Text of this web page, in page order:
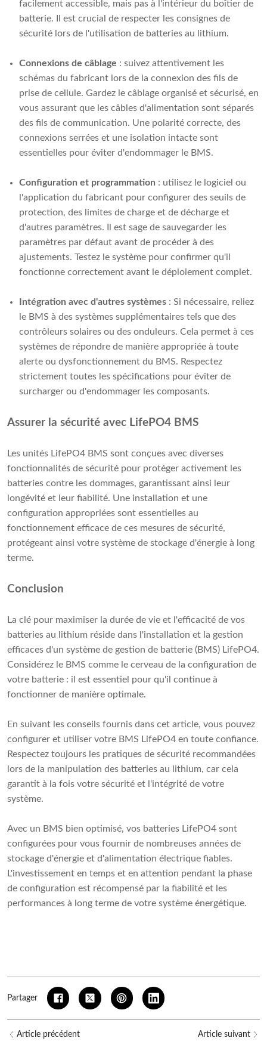
facilement accessible, mais pas à l'intérieur du boîtier de
batterie. Il est crucial de respecter les consignes de
sécurité lors de l'utilisation de batteries au lithium.
Connexions de câblage : suivez attentivement les
schémas du fabricant lors de la connexion des fils de
prise de cellule. Gardez le câblage organisé et sécurisé, en
vous assurant que les câbles d'alimentation sont séparés
des fils de communication. Une polarité correcte, des
connexions serrées et une isolation intacte sont
essentielles pour éviter d'endommager le BMS.
Configuration et programmation : utilisez le logiciel ou
l'application du fabricant pour configurer des seuils de
protection, des limites de charge et de décharge et
d'autres paramètres. Il est sage de sauvegarder les
paramètres par défaut avant de procéder à des
ajustements. Testez le système pour confirmer qu'il
fonctionne correctement avant le déploiement complet.
Intégration avec d'autres systèmes : Si nécessaire, reliez
le BMS à des systèmes supplémentaires tels que des
contrôleurs solaires ou des onduleurs. Cela permet à ces
systèmes de répondre de manière appropriée à toute
alerte ou dysfonctionnement du BMS. Respectez
strictement toutes les spécifications pour éviter de
surcharger ou d'endommager les composants.
Assurer la sécurité avec LifePO4 BMS
Les unités LifePO4 BMS sont conçues avec diverses
fonctionnalités de sécurité pour protéger activement les
batteries contre les dommages, garantissant ainsi leur
longévité et leur fiabilité. Une installation et une
configuration appropriées sont essentielles au
fonctionnement efficace de ces mesures de sécurité,
protégeant ainsi votre système de stockage d'énergie à long
terme.
Conclusion
La clé pour maximiser la durée de vie et l'efficacité de vos
batteries au lithium réside dans l'installation et la gestion
efficaces d'un système de gestion de batterie (BMS) LifePO4.
Considérez le BMS comme le cerveau de la configuration de
votre batterie : il est essentiel pour qu'il continue à
fonctionner de manière optimale.
En suivant les conseils fournis dans cet article, vous pouvez
configurer et utiliser votre BMS LifePO4 en toute confiance.
Respectez toujours les pratiques de sécurité recommandées
lors de la manipulation des batteries au lithium, car cela
garantit à la fois votre sécurité et l'intégrité de votre
système.
Avec un BMS bien optimisé, vos batteries LifePO4 sont
configurées pour vous fournir de nombreuses années de
stockage d'énergie et d'alimentation électrique fiables.
L'investissement en temps et en attention pendant la phase
de configuration est récompensé par la fiabilité et les
performances à long terme de votre système énergétique.
Partager
Article précédent Article suivant